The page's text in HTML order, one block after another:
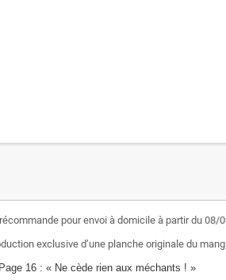
pour envoi à domicile à partir du 08/
exclusive d’une planche originale du
16 : « Ne cède rien aux méchants ! »